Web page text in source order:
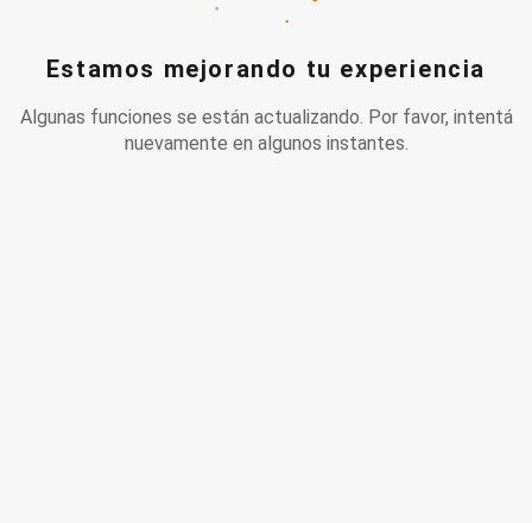
Estamos mejorando tu experiencia
Algunas funciones se están actualizando. Por favor, intentá
nuevamente en algunos instantes.